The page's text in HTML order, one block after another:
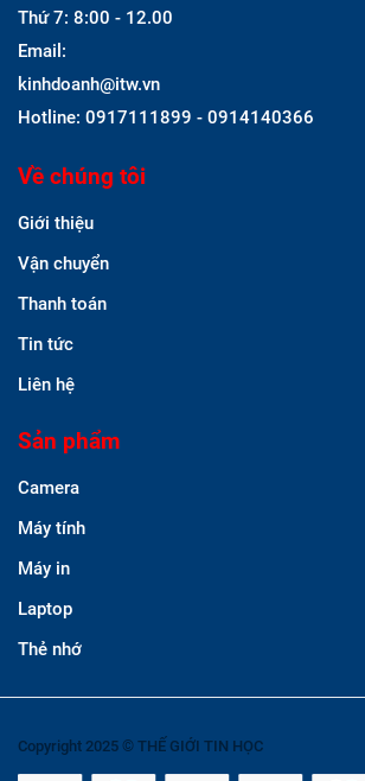
Thứ 7: 8:00 - 12.00
Email:
kinhdoanh@itw.vn
Hotline: 0917111899 - 0914140366
Về chúng tôi
Giới thiệu
Vận chuyển
Thanh toán
Tin tức
Liên hệ
Sản phẩm
Camera
Máy tính
Máy in
Laptop
Thẻ nhớ
Copyright 2025 © THẾ GIỚI TIN HỌC